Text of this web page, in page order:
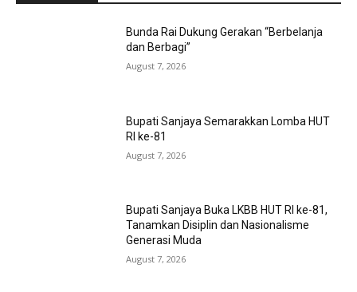
Bunda Rai Dukung Gerakan “Berbelanja
dan Berbagi”
August 7, 2026
Bupati Sanjaya Semarakkan Lomba HUT
RI ke-81
August 7, 2026
Bupati Sanjaya Buka LKBB HUT RI ke-81,
Tanamkan Disiplin dan Nasionalisme
Generasi Muda
August 7, 2026